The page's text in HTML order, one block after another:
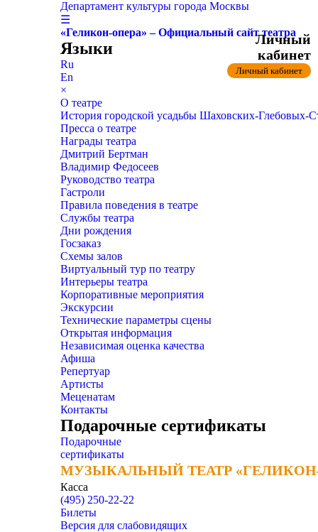
Департамент культуры города Москвы
☰
«Геликон-опера» – Официальный сайт театра
Языки
Ru
En
×
О театре
История городской усадьбы Шаховских-
Пресса о театре
Награды театра
Дмитрий Бертман
Владимир Федосеев
Руководство театра
Гастроли
Правила поведения в театре
Службы театра
Дни рождения
Госзаказ
Схемы залов
Виртуальный тур по театру
Интерьеры театра
Корпоративные мероприятия
Экскурсии
Технические параметры сцены
Открытая информация
Независимая оценка качества
Афиша
Репертуар
Артисты
Меценатам
Контакты
Подарочные сертификаты
Подарочные
сертификаты
МУЗЫКАЛЬНЫЙ ТЕАТР
МУЗЫКАЛЬНЫЙ ТЕАТР
Касса
(495) 250-22-22
Личный
кабинет
Личный кабинет
Билеты
Версия для слабовидящих